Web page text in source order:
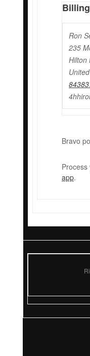
Ron
235
Hilton
Bravo
app.